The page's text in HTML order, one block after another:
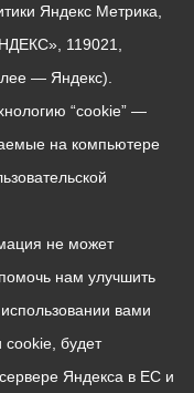
Яндекс Метрика,
119021,
— Яндекс).
“cookie” —
на компьютере
не может
нам улучшить
вами
будет
Яндекса в ЕС и